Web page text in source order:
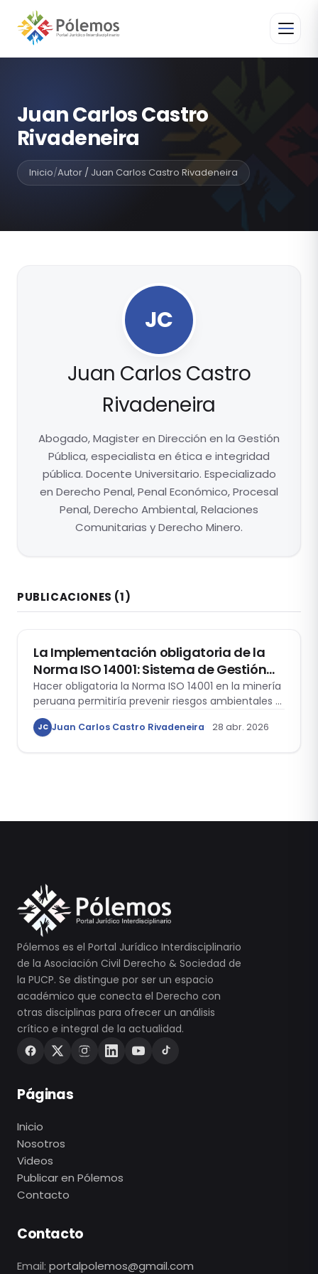
Juan Carlos Castro
Rivadeneira
Inicio/Autor / Juan Carlos Castro Rivadeneira
JC
Juan Carlos Castro
Rivadeneira
Abogado, Magister en Dirección en la Gestión
Pública, especialista en ética e integridad
pública. Docente Universitario. Especializado
en Derecho Penal, Penal Económico, Procesal
Penal, Derecho Ambiental, Relaciones
Comunitarias y Derecho Minero.
PUBLICACIONES (1)
DERECHO AMBIENTAL
La Implementación obligatoria de la
Norma ISO 14001: Sistema de Gestión
Ambiental para alcanzar un medio
ambiente equilibrado en las empresas
que desarrollan la actividad minera
Hacer obligatoria la Norma ISO 14001 en la minería
peruana permitiría prevenir riesgos ambientales y
conflictos sociales al complementar el enfoque
correctivo del SEIA.
JC Juan Carlos Castro Rivadeneira 28 abr. 2026
Pólemos es el Portal Jurídico Interdisciplinario
de la Asociación Civil Derecho & Sociedad de
la PUCP. Se distingue por ser un espacio
académico que conecta el Derecho con
otras disciplinas para ofrecer un análisis
crítico e integral de la actualidad.
Páginas
Inicio
Nosotros
Videos
Publicar en Pólemos
Contacto
Contacto
Email: portalpolemos@gmail.com